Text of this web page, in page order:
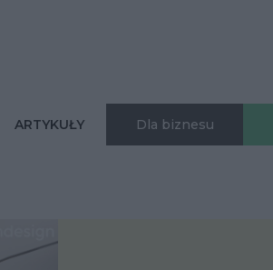
ARTYKUŁY Dla biznesu